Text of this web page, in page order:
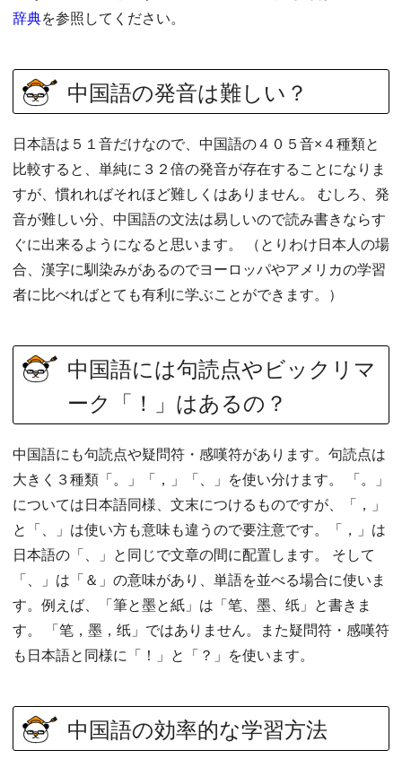
辞典を参照してください。
中国語の発音は難しい？
日本語は５１音だけなので、中国語の４０５音×４種類と
比較すると、単純に３２倍の発音が存在することになりま
すが、慣れればそれほど難しくはありません。 むしろ、発
音が難しい分、中国語の文法は易しいので読み書きならす
ぐに出来るようになると思います。 （とりわけ日本人の場
合、漢字に馴染みがあるのでヨーロッパやアメリカの学習
者に比べればとても有利に学ぶことができます。）
中国語には句読点やビックリマ
ーク「！」はあるの？
中国語にも句読点や疑問符・感嘆符があります。句読点は
大きく３種類「。」「，」「、」を使い分けます。 「。」
については日本語同様、文末につけるものですが、「，」
と「、」は使い方も意味も違うので要注意です。「，」は
日本語の「、」と同じで文章の間に配置します。 そして
「、」は「＆」の意味があり、単語を並べる場合に使いま
す。例えば、「筆と墨と紙」は「笔、墨、纸」と書きま
す。 「笔，墨，纸」ではありません。また疑問符・感嘆符
も日本語と同様に「！」と「？」を使います。
中国語の効率的な学習方法